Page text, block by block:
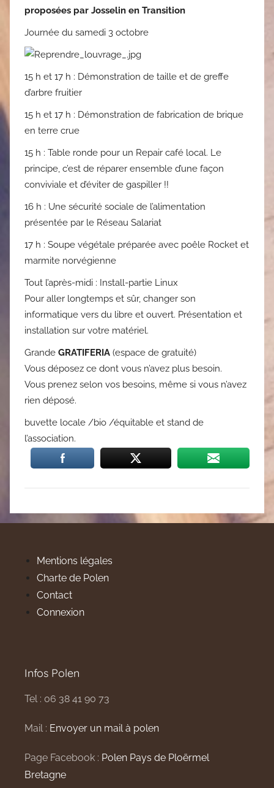
proposées par Josselin en Transition
Journée du samedi 3 octobre
15 h et 17 h : Démonstration de taille et de greffe
d’arbre fruitier
15 h et 17 h : Démonstration de fabrication de brique
en terre crue
15 h : Table ronde pour un Repair café local. Le
principe, c’est de réparer ensemble d’une façon
conviviale et d’éviter de gaspiller !!
16 h : Une sécurité sociale de l’alimentation
présentée par le Réseau Salariat
17 h : Soupe végétale préparée avec poêle Rocket et
marmite norvégienne
Tout l’après-midi : Install-partie Linux
Pour aller longtemps et sûr, changer son
informatique vers du libre et ouvert. Présentation et
installation sur votre matériel.
Grande GRATIFERIA (espace de gratuité)
Vous déposez ce dont vous n’avez plus besoin.
Vous prenez selon vos besoins, même si vous n’avez
rien déposé.
buvette locale /bio /équitable et stand de
l’association.
Mentions légales
Charte de Polen
Contact
Connexion
Infos Polen
Tel : 06 38 41 90 73
Mail : Envoyer un mail à polen
Page Facebook : Polen Pays de Ploërmel
Bretagne